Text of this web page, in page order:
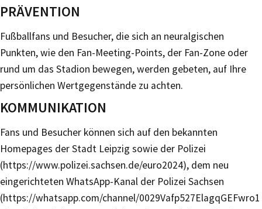
PRÄVENTION
Fußballfans und Besucher, die sich an neuralgischen
Punkten, wie den Fan-Meeting-Points, der Fan-Zone oder
rund um das Stadion bewegen, werden gebeten, auf Ihre
persönlichen Wertgegenstände zu achten.
KOMMUNIKATION
Fans und Besucher können sich auf den bekannten
Homepages der Stadt Leipzig sowie der Polizei
(https://www.polizei.sachsen.de/euro2024), dem neu
eingerichteten WhatsApp-Kanal der Polizei Sachsen
(https://whatsapp.com/channel/0029Vafp527ElagqGEFwro1